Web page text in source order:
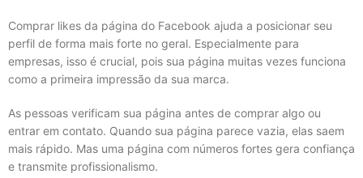
Comprar likes da página do Facebook ajuda a posicionar seu
perfil de forma mais forte no geral. Especialmente para
empresas, isso é crucial, pois sua página muitas vezes funciona
como a primeira impressão da sua marca.
As pessoas verificam sua página antes de comprar algo ou
entrar em contato. Quando sua página parece vazia, elas saem
mais rápido. Mas uma página com números fortes gera confiança
e transmite profissionalismo.